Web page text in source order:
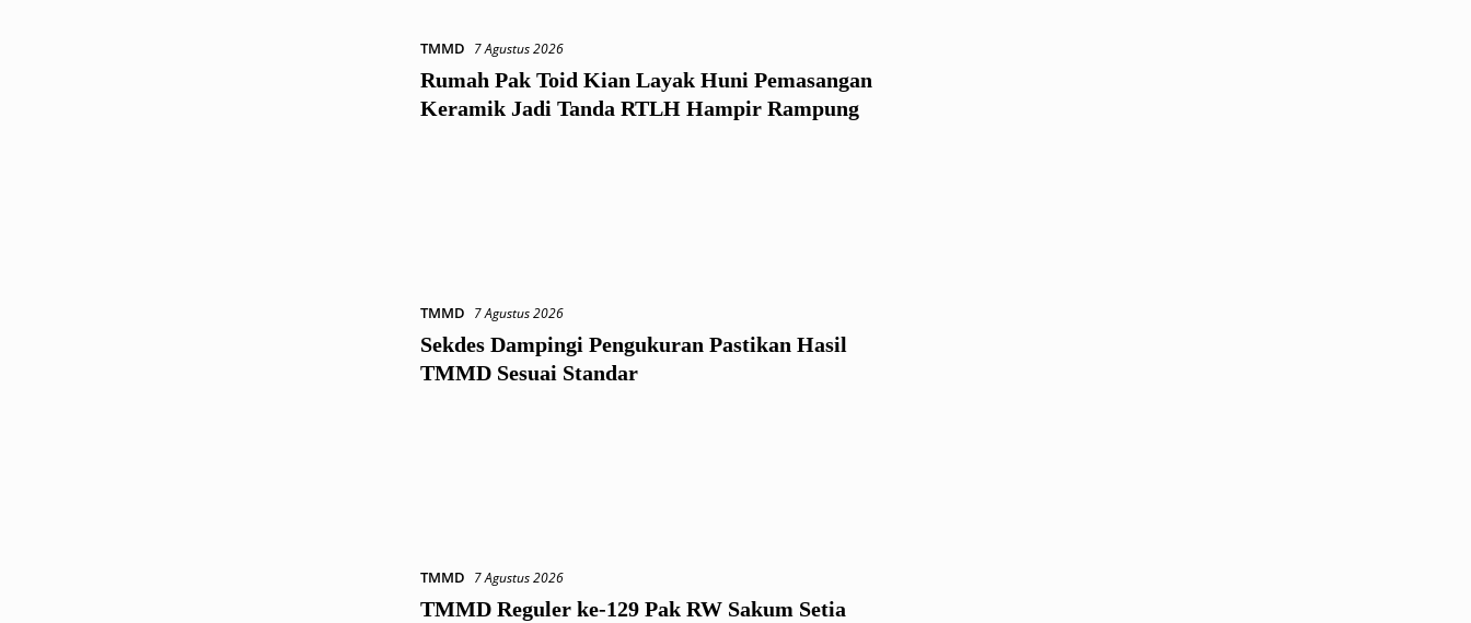
TMMD 7 Agustus 2026
Rumah Pak Toid Kian Layak Huni Pemasangan
Keramik Jadi Tanda RTLH Hampir Rampung
TMMD 7 Agustus 2026
Sekdes Dampingi Pengukuran Pastikan Hasil
TMMD Sesuai Standar
TMMD 7 Agustus 2026
TMMD Reguler ke-129 Pak RW Sakum Setia